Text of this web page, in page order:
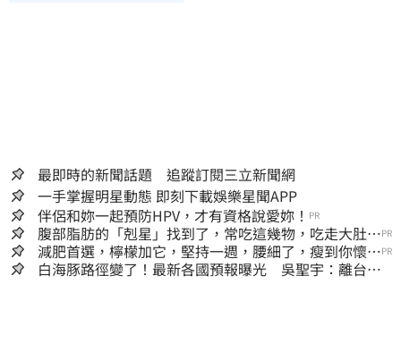
最即時的新聞話題 追蹤訂閱三立新聞網
一手掌握明星動態 即刻下載娛樂星聞APP
伴侶和妳一起預防HPV，才有資格說愛妳！ PR
腹部脂肪的「剋星」找到了，常吃這幾物，吃走大肚
囊，瘦出小蠻腰
PR
減肥首選，檸檬加它，堅持一週，腰細了，瘦到你懷疑
人生
PR
白海豚路徑變了！最新各國預報曝光 吳聖宇：離台灣